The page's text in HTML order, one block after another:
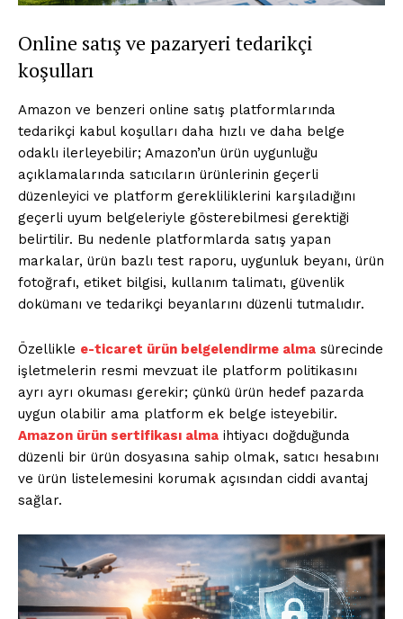
Online satış ve pazaryeri tedarikçi
koşulları
Amazon ve benzeri online satış platformlarında
tedarikçi kabul koşulları daha hızlı ve daha belge
odaklı ilerleyebilir; Amazon’un ürün uygunluğu
açıklamalarında satıcıların ürünlerinin geçerli
düzenleyici ve platform gerekliliklerini karşıladığını
geçerli uyum belgeleriyle gösterebilmesi gerektiği
belirtilir. Bu nedenle platformlarda satış yapan
markalar, ürün bazlı test raporu, uygunluk beyanı, ürün
fotoğrafı, etiket bilgisi, kullanım talimatı, güvenlik
dokümanı ve tedarikçi beyanlarını düzenli tutmalıdır.
Özellikle e-ticaret ürün belgelendirme alma sürecinde
işletmelerin resmi mevzuat ile platform politikasını
ayrı ayrı okuması gerekir; çünkü ürün hedef pazarda
uygun olabilir ama platform ek belge isteyebilir.
Amazon ürün sertifikası alma ihtiyacı doğduğunda
düzenli bir ürün dosyasına sahip olmak, satıcı hesabını
ve ürün listelemesini korumak açısından ciddi avantaj
sağlar.